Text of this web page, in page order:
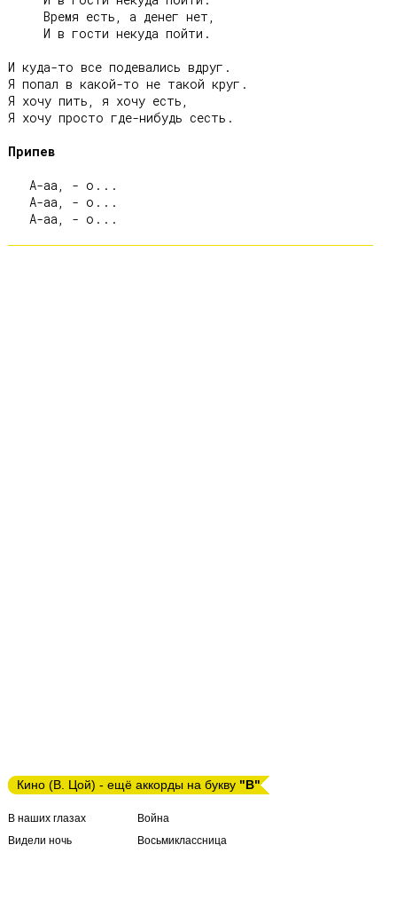
И куда-то все подевались вдруг.
Я попал в какой-то не такой круг.
Я хочу пить, я хочу есть,
Я хочу просто где-нибудь сесть.
Припев
Кино (В. Цой) - ещё аккорды на букву "В"
В наших глазах
Видели ночь
Война
Восьмиклассница